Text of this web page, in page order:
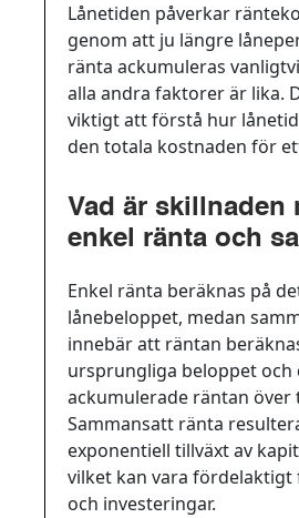
Lånetiden påverkar
genom att ju längre
ränta ackumuleras
alla andra faktorer är lika.
viktigt att förstå hur
den totala kostnaden för
Vad är skillnaden
enkel ränta och
Enkel ränta beräknas på
lånebeloppet, medan
innebär att räntan
ursprungliga beloppet och
ackumulerade räntan över
Sammansatt ränta
exponentiell tillväxt av
vilket kan vara fördelaktigt
och investeringar.